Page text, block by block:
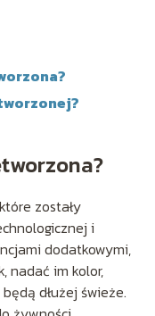
zostały
i
dodatkowymi,
nadać im kolor,
dłużej świeże.